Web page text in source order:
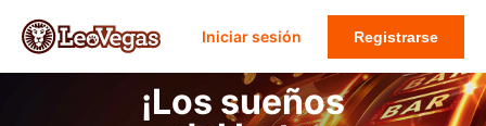
Iniciar sesión Registrarse
¡Los sueños